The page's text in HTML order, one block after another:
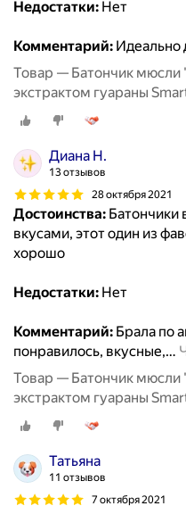
Недостатки: Нет
Комментарий: Идеально
Товар — Батончик мюсли
экстрактом гуараны
Диана Н.
13 отзывов
28 октября 2021
Достоинства: Батончики
вкусами, этот один из
хорошо
Недостатки: Нет
Комментарий: Брала по
понравилось, вкусные,…
Товар — Батончик мюсли
экстрактом гуараны
Татьяна
11 отзывов
7 октября 2021